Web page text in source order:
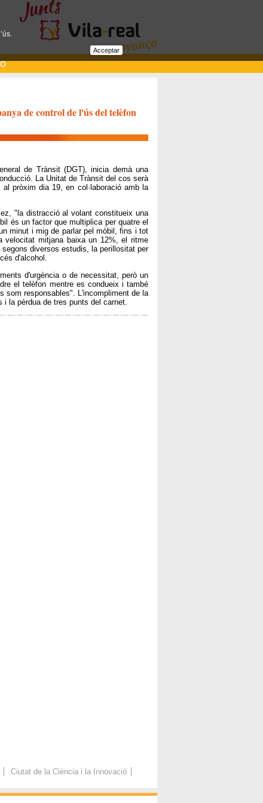
de control de l'ús del telèfon
de Trànsit (DGT), inicia demà una
La Unitat de Trànsit del cos serà
pròxim dia 19, en col·laboració amb la
"la distracció al volant constitueix una
és un factor que multiplica per quatre el
minut i mig de parlar pel mòbil, fins i tot
velocitat mitjana baixa un 12%, el ritme
diversos estudis, la perillositat per
d'alcohol.
d'urgència o de necessitat, però un
el telèfon mentre es condueix i també
som responsables". L'incompliment de la
la pèrdua de tres punts del carnet.
Ciutat de la Ciència i la Innovació
Acceptar